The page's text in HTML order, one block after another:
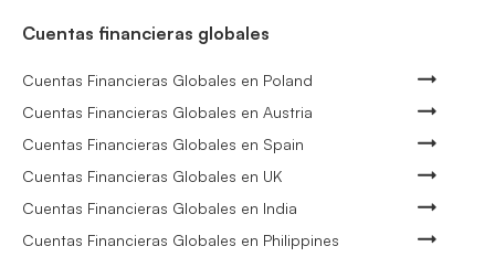
Cuentas financieras globales
Cuentas Financieras Globales en Poland
Cuentas Financieras Globales en Austria
Cuentas Financieras Globales en Spain
Cuentas Financieras Globales en UK
Cuentas Financieras Globales en India
Cuentas Financieras Globales en Philippines